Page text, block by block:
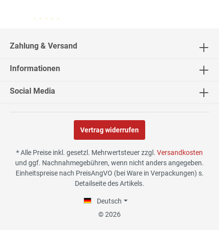
02.08.26▼
30.07.26
Zahlung & Versand
Informationen
Social Media
Vertrag widerrufen
* Alle Preise inkl. gesetzl. Mehrwertsteuer zzgl. Versandkosten
und ggf. Nachnahmegebühren, wenn nicht anders angegeben.
Einheitspreise nach PreisAngVO (bei Ware in Verpackungen) s.
Detailseite des Artikels.
Deutsch
© 2026